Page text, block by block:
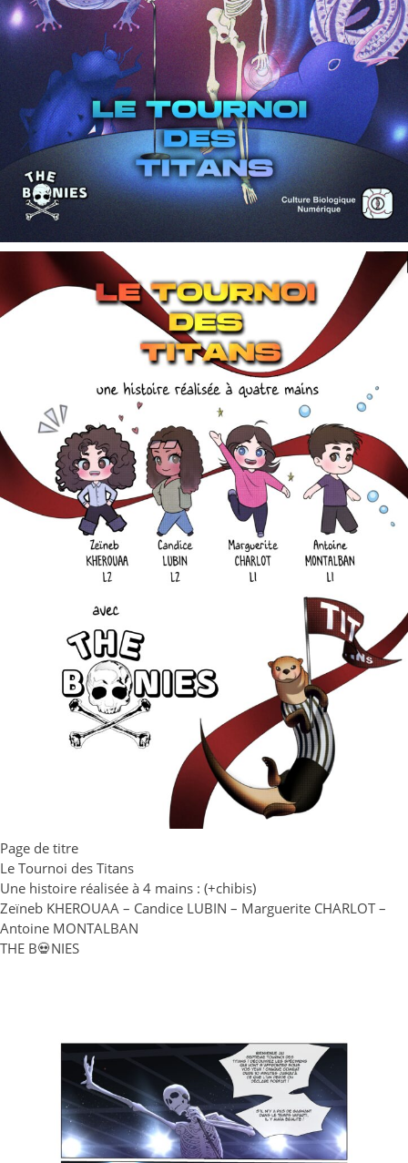
Page de titre
Le Tournoi des Titans
Une histoire réalisée à 4 mains : (+chibis)
Zeïneb KHEROUAA – Candice LUBIN – Marguerite CHARLOT –
Antoine MONTALBAN
THE B💀NIES